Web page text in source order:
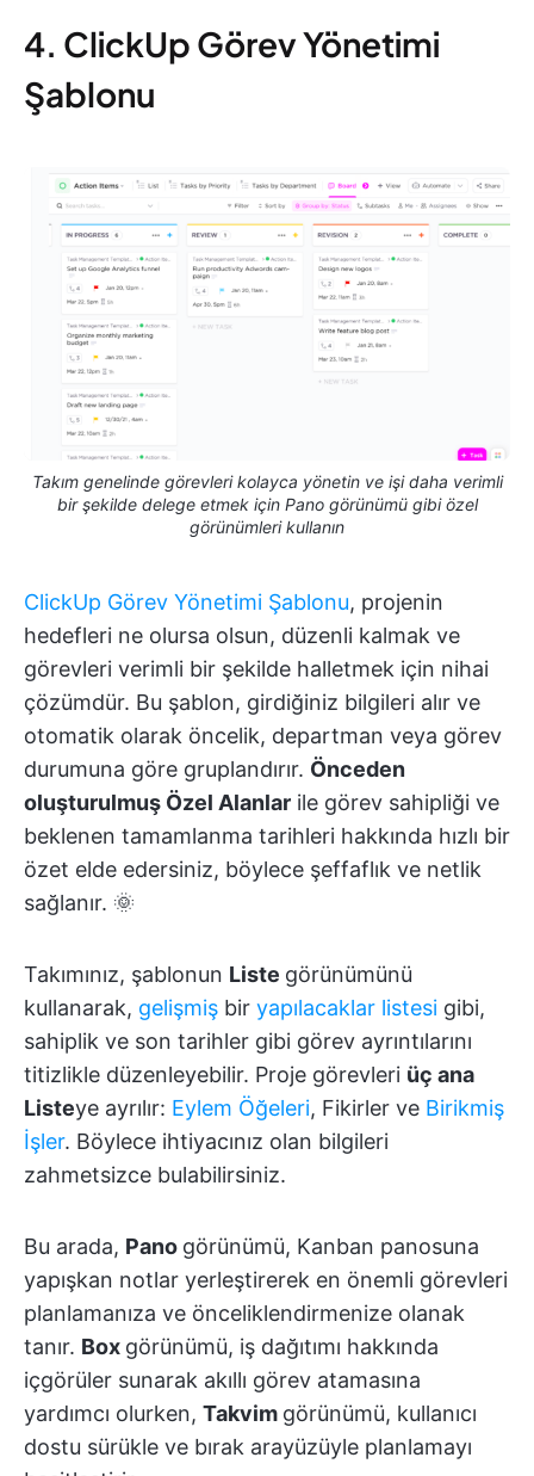
4. ClickUp Görev Yönetimi
Şablonu
Takım genelinde görevleri kolayca yönetin ve işi daha verimli
bir şekilde delege etmek için Pano görünümü gibi özel
görünümleri kullanın
ClickUp Görev Yönetimi Şablonu, projenin
hedefleri ne olursa olsun, düzenli kalmak ve
görevleri verimli bir şekilde halletmek için nihai
çözümdür. Bu şablon, girdiğiniz bilgileri alır ve
otomatik olarak öncelik, departman veya görev
durumuna göre gruplandırır. Önceden
oluşturulmuş Özel Alanlar ile görev sahipliği ve
beklenen tamamlanma tarihleri hakkında hızlı bir
özet elde edersiniz, böylece şeffaflık ve netlik
sağlanır. 🌞
Takımınız, şablonun Liste görünümünü
kullanarak, gelişmiş bir yapılacaklar listesi gibi,
sahiplik ve son tarihler gibi görev ayrıntılarını
titizlikle düzenleyebilir. Proje görevleri üç ana
Listeye ayrılır: Eylem Öğeleri, Fikirler ve Birikmiş
İşler. Böylece ihtiyacınız olan bilgileri
zahmetsizce bulabilirsiniz.
Bu arada, Pano görünümü, Kanban panosuna
yapışkan notlar yerleştirerek en önemli görevleri
planlamanıza ve önceliklendirmenize olanak
tanır. Box görünümü, iş dağıtımı hakkında
içgörüler sunarak akıllı görev atamasına
yardımcı olurken, Takvim görünümü, kullanıcı
dostu sürükle ve bırak arayüzüyle planlamayı